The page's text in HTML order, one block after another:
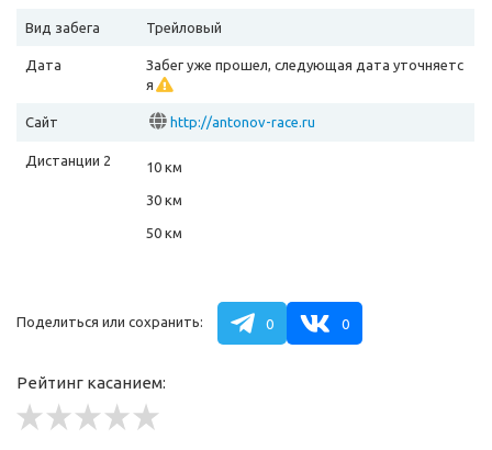
Вид забега Трейловый
Дата
Забег уже прошел, следующая дата уточняетс
я
Сайт http://antonov-race.ru
Дистанции 2 10 км
30 км
50 км
Поделиться или сохранить: 0 0
Рейтинг касанием: